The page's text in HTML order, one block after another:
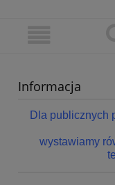
Informacja
Dla publicznych
wystawiamy